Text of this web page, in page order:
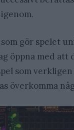
gör spelet
öppna med att
som
överkomma